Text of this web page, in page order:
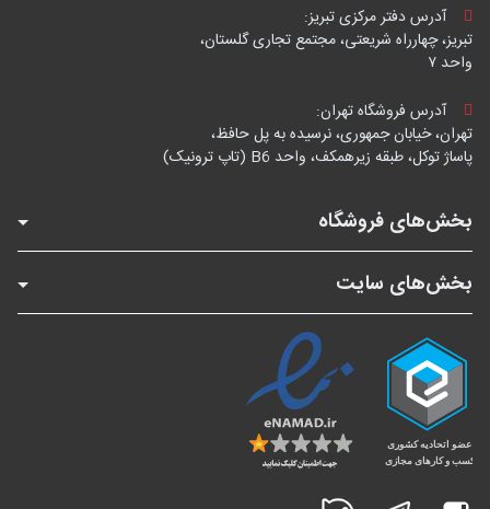
آدرس دفتر مرکزی تبریز:
تبریز، چهارراه شریعتی، مجتمع تجاری گلستان،
واحد ۷
آدرس فروشگاه تهران:
تهران، خیابان جمهوری، نرسیده به پل حافظ،
پاساژ توکل، طبقه زیرهمکف، واحد B6 (تاپ ترونیک)
بخش‌های فروشگاه
بخش‌های سایت